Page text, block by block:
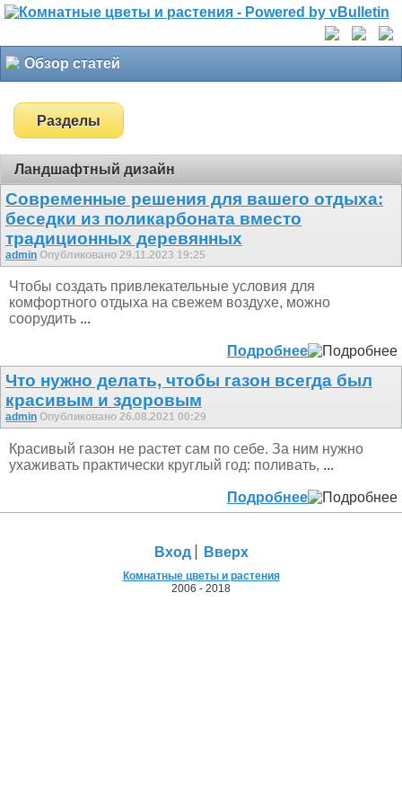
Обзор статей
Разделы
Ландшафтный дизайн
Современные решения для вашего отдыха:
беседки из поликарбоната вместо
традиционных деревянных
admin Опубликовано 29.11.2023 19:25
Чтобы создать привлекательные условия для
комфортного отдыха на свежем воздухе, можно
соорудить ...
Подробнее
Что нужно делать, чтобы газон всегда был
красивым и здоровым
admin Опубликовано 26.08.2021 00:29
Красивый газон не растет сам по себе. За ним нужно
ухаживать практически круглый год: поливать, ...
Подробнее
Вход Вверх
Комнатные цветы и растения
2006 - 2018